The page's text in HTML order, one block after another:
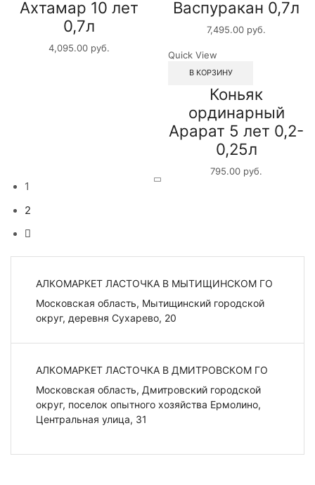
Ахтамар 10 лет
0,7л
4,095.00 руб.
Васпуракан 0,7л
7,495.00 руб.
Quick View
В КОРЗИНУ
Коньяк
ординарный
Арарат 5 лет 0,2-
0,25л
795.00 руб.
1
2
АЛКОМАРКЕТ ЛАСТОЧКА В МЫТИЩИНСКОМ ГО
Московская область, Мытищинский городской
округ, деревня Сухарево, 20
АЛКОМАРКЕТ ЛАСТОЧКА В ДМИТРОВСКОМ ГО
Московская область, Дмитровский городской
округ, поселок опытного хозяйства Ермолино,
Центральная улица, 31